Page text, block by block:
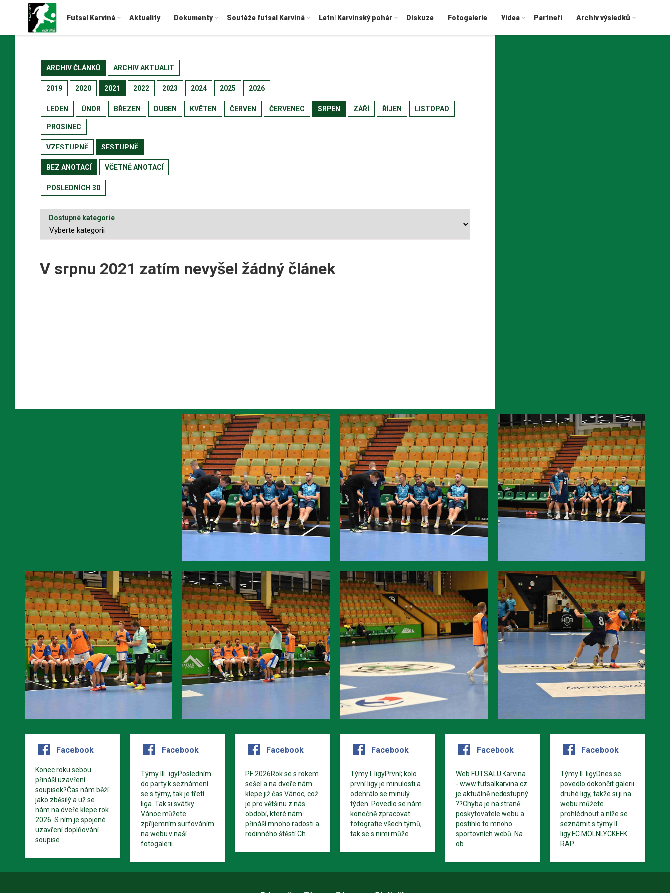
Futsal Karviná Aktuality Dokumenty Soutěže futsal Karviná Letní Karvinský pohár Diskuze Fotogalerie Videa Partneři Archív výsledků
ARCHIV ČLÁNKŮ ARCHIV AKTUALIT
2019 2020 2021 2022 2023 2024 2025 2026
LEDEN ÚNOR BŘEZEN DUBEN KVĚTEN ČERVEN ČERVENEC SRPEN ZÁŘÍ ŘÍJEN LISTOPAD
PROSINEC
VZESTUPNĚ SESTUPNĚ
BEZ ANOTACÍ VČETNĚ ANOTACÍ
POSLEDNÍCH 30
Dostupné kategorie
V srpnu 2021 zatím nevyšel žádný článek
Facebook
Konec roku sebou
přináší uzavření
soupisek?Čas nám běží
jako zběsilý a už se
nám na dveře klepe rok
2026. S ním je spojené
uzavření doplňování
soupise...
Facebook
Týmy III. ligyPosledním
do party k seznámení
se s týmy, tak je třetí
liga. Tak si svátky
Vánoc můžete
zpříjemním surfováním
na webu v naší
fotogalerii...
Facebook
PF 2026Rok se s rokem
sešel a na dveře nám
klepe již čas Vánoc, což
je pro většinu z nás
období, které nám
přináší mnoho radosti a
rodinného štěstí.Ch...
Facebook
Týmy I. ligyPrvní; kolo
první ligy je minulosti a
odehrálo se minulý
týden. Povedlo se nám
konečně zpracovat
fotografie všech týmů,
tak se s nimi může...
Facebook
Web FUTSALU Karvina
- www.futsalkarvina.cz
je aktuálně nedostupný.
??Chyba je na straně
poskytovatele webu a
postihlo to mnoho
sportovních webů. Na
ob...
Facebook
Týmy II. ligyDnes se
povedlo dokončit galerii
druhé ligy, takže si ji na
webu můžete
prohlédnout a níže se
seznámit s týmy II.
ligy.FC MÖLNLYCKEFK
RAP...